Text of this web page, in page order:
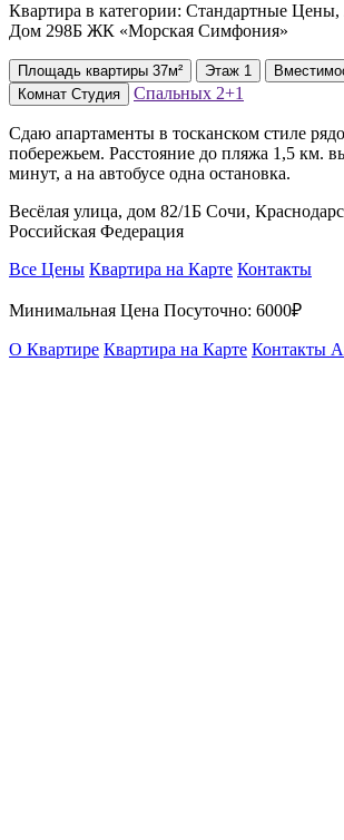
Квартира в категории: Стандартные Цены,
Дом 298Б ЖК «Морская Симфония»
Площадь квартиры 37м² Этаж 1
Комнат Студия Спальных 2+1
Сдаю апартаменты в тосканском стиле
побережьем. Расстояние до пляжа 1,5 км.
минут, а на автобусе одна остановка.
Весёлая улица, дом 82/1Б Сочи,
Российская Федерация
Все Цены Квартира на Карте Контакты
Минимальная Цена Посуточно: 6000₽
О Квартире Квартира на Карте Контакты